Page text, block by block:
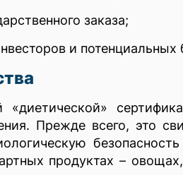
заказа;
и потенциальных
Прежде всего, это
продуктах –